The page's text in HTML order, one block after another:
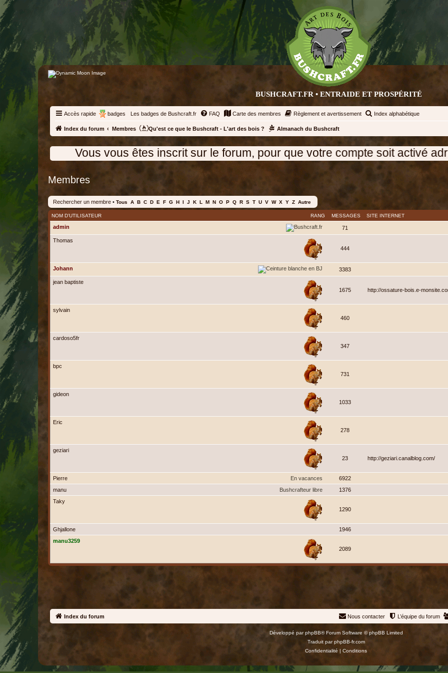
BUSHCRAFT.FR • ENTRAIDE ET PROSPÉRITÉ
Accès rapide badges Les badges de Bushcraft.fr FAQ Carte des membres Règlement et avertissement Index alphabétique
Index du forum Membres Qu'est ce que le Bushcraft - L'art des bois ? Almanach du Bushcraft
Vous vous êtes inscrit sur le forum, pour que votre compte soit activé adressez
Membres
Rechercher un membre • Tous A B C D E F G H I J K L M N O P Q R S T U V W X Y Z Autre
RANG
NOM D’UTILISATEUR MESSAGES SITE INTERNET
admin 71
Thomas
444
Johann 3383
jean baptiste
1675
http://ossature-bois.e-
sylvain
460
cardoso5fr
347
bpc
731
gideon
1033
Eric
278
geziari
23
http://geziari.canalblog.com/
En vacances
Pierre 6922
Bushcrafteur libre
manu 1376
Taky
1290
Ghjallone 1946
manu3259
2089
Index du forum L’équipe du forum
Nous contacter
Développé parphpBB® Forum Software © phpBB Limited
Traduit parphpBB-fr.com
Confidentialité | Conditions